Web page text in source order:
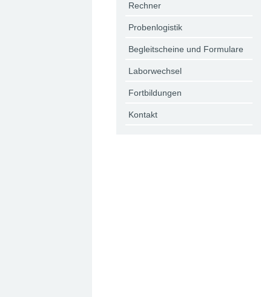
Rechner
Probenlogistik
Begleitscheine und Formulare
Laborwechsel
Fortbildungen
Kontakt